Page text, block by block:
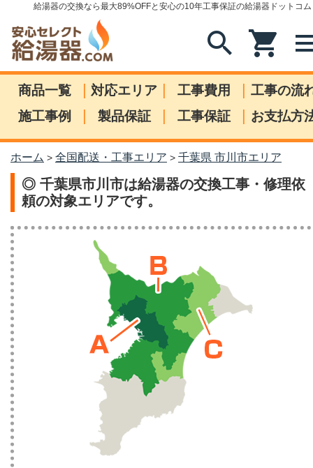
給湯器の交換なら最大89%OFFと安心の10年工事保証の給湯器ドットコム
search shopping_cart
商品一覧 | 対応エリア | 工事費用 | 工事の流
施工事例
| 製品保証 | 工事保証 | お支払方
ホーム > 全国配送・工事エリア > 千葉県 市川市エリア
◎ 千葉県市川市は給湯器の交換工事・修理依
頼の対象エリアです。